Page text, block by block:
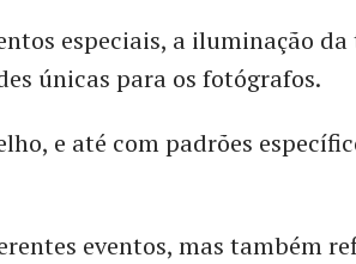
especiais, a iluminação
únicas para os fotógrafos.
e até com padrões
eventos, mas também